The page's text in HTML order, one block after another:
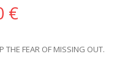
€
FEAR OF MISSING OUT.